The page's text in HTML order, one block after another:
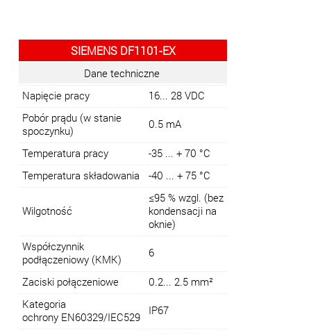
SIEMENS DF1101-EX
Dane techniczne
Napięcie pracy
16... 28 VDC
Pobór prądu (w stanie
spoczynku)
0.5 mA
Temperatura pracy
-35 ... + 70 °C
Temperatura składowania
-40 ... + 75 °C
Wilgotność
≤95 % wzgl. (bez
kondensacji na
oknie)
Współczynnik
podłączeniowy (KMK)
6
Zaciski połączeniowe
0.2... 2.5 mm²
Kategoria
ochrony EN60329/IEC529
IP67